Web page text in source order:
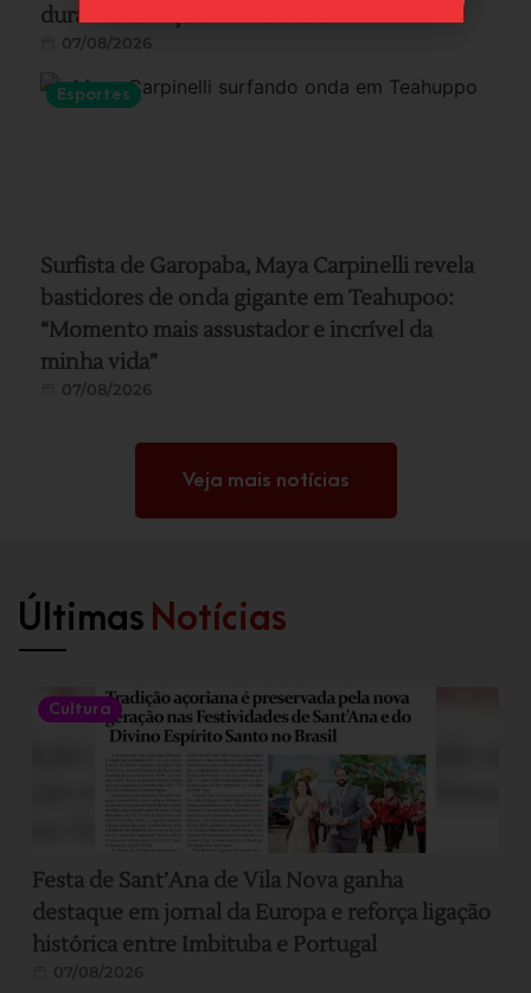
durante serviço em Imbituba
07/08/2026
Esportes
Surfista de Garopaba, Maya Carpinelli revela
bastidores de onda gigante em Teahupoo:
“Momento mais assustador e incrível da
minha vida”
07/08/2026
Veja mais notícias
Últimas Notícias
Cultura
Festa de Sant’Ana de Vila Nova ganha
destaque em jornal da Europa e reforça ligação
histórica entre Imbituba e Portugal
07/08/2026